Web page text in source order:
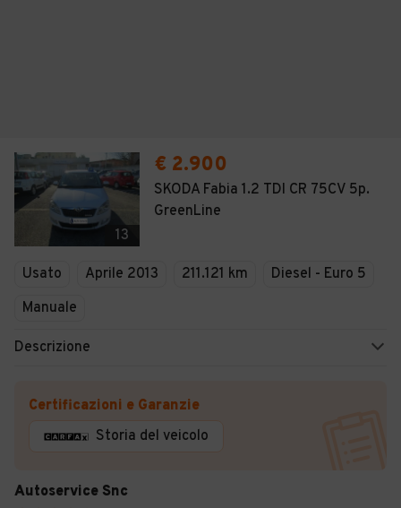
13
€ 2.900
SKODA Fabia 1.2 TDI CR 75CV 5p.
GreenLine
Usato Aprile 2013 211.121 km
Diesel - Euro 5
Manuale
Descrizione
Certificazioni e Garanzie
Storia del veicolo
Autoservice Snc